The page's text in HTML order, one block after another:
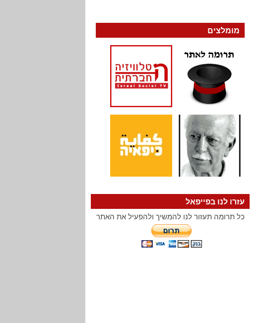
מומלצים
עזרו לנו בפייפאל
כל תרומה תעזור לנו להמשיך ולהפעיל את האתר